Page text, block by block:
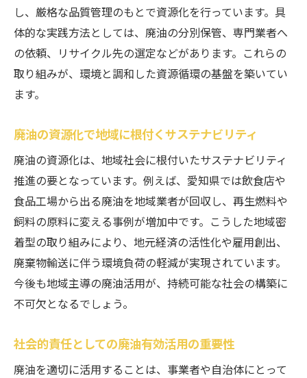
し、厳格な品質管理のもとで資源化を行っています。具
体的な実践方法としては、廃油の分別保管、専門業者へ
の依頼、リサイクル先の選定などがあります。これらの
取り組みが、環境と調和した資源循環の基盤を築いてい
ます。
廃油の資源化で地域に根付くサステナビリティ
廃油の資源化は、地域社会に根付いたサステナビリティ
推進の要となっています。例えば、愛知県では飲食店や
食品工場から出る廃油を地域業者が回収し、再生燃料や
飼料の原料に変える事例が増加中です。こうした地域密
着型の取り組みにより、地元経済の活性化や雇用創出、
廃棄物輸送に伴う環境負荷の軽減が実現されています。
今後も地域主導の廃油活用が、持続可能な社会の構築に
不可欠となるでしょう。
社会的責任としての廃油有効活用の重要性
廃油を適切に活用することは、事業者や自治体にとって